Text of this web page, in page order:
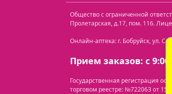
Общество с ограниченной
Пролетарская, д.17, пом. 116.
Онлайн-аптека: г. Бобруйск, ул.
Прием заказов: с 9:00
Государственная регистрация
торговом реестре: №722063 от